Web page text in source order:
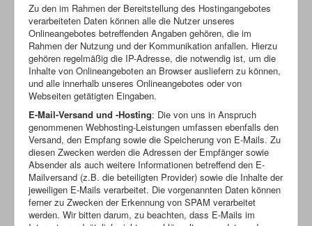
Zu den im Rahmen der Bereitstellung des Hostingangebotes
verarbeiteten Daten können alle die Nutzer unseres
Onlineangebotes betreffenden Angaben gehören, die im
Rahmen der Nutzung und der Kommunikation anfallen. Hierzu
gehören regelmäßig die IP-Adresse, die notwendig ist, um die
Inhalte von Onlineangeboten an Browser ausliefern zu können,
und alle innerhalb unseres Onlineangebotes oder von
Webseiten getätigten Eingaben.
E-Mail-Versand und -Hosting: Die von uns in Anspruch
genommenen Webhosting-Leistungen umfassen ebenfalls den
Versand, den Empfang sowie die Speicherung von E-Mails. Zu
diesen Zwecken werden die Adressen der Empfänger sowie
Absender als auch weitere Informationen betreffend den E-
Mailversand (z.B. die beteiligten Provider) sowie die Inhalte der
jeweiligen E-Mails verarbeitet. Die vorgenannten Daten können
ferner zu Zwecken der Erkennung von SPAM verarbeitet
werden. Wir bitten darum, zu beachten, dass E-Mails im